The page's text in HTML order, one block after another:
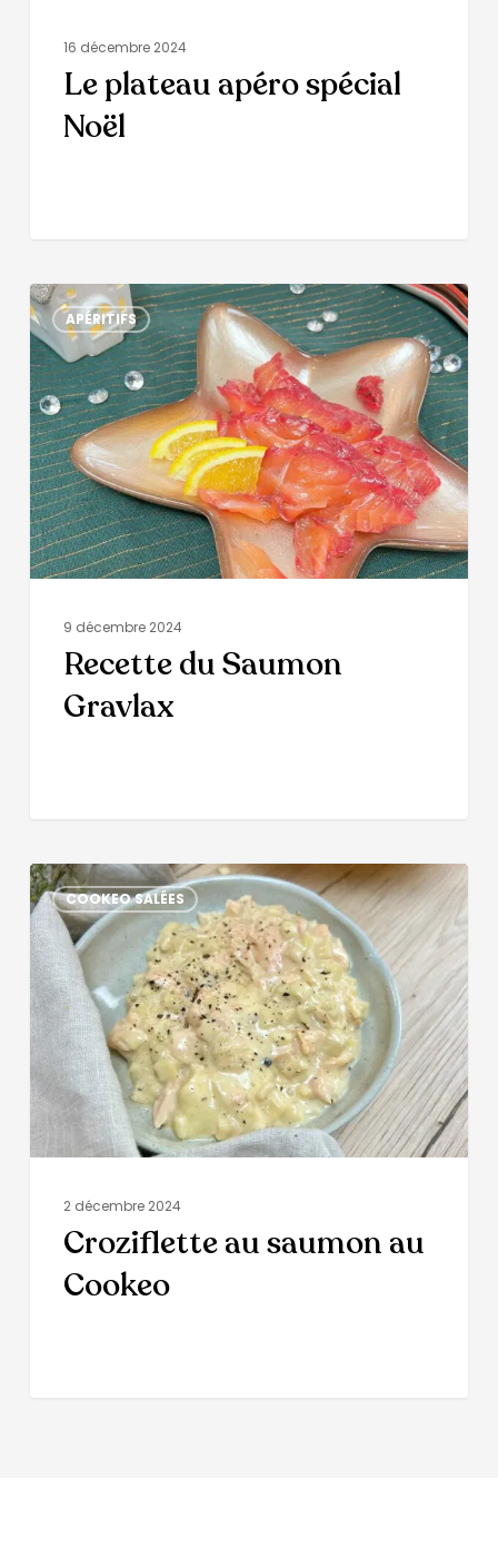
16 décembre 2024
Le plateau apéro spécial
Noël
APÉRITIFS
9 décembre 2024
Recette du Saumon
Gravlax
COOKEO SALÉES
2 décembre 2024
Croziflette au saumon au
Cookeo